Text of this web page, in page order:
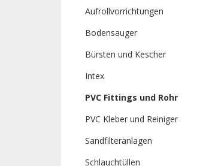
Aufrollvorrichtungen
Bodensauger
Bürsten und Kescher
Intex
PVC Fittings und Rohr
PVC Kleber und Reiniger
Sandfilteranlagen
Schlauchtüllen